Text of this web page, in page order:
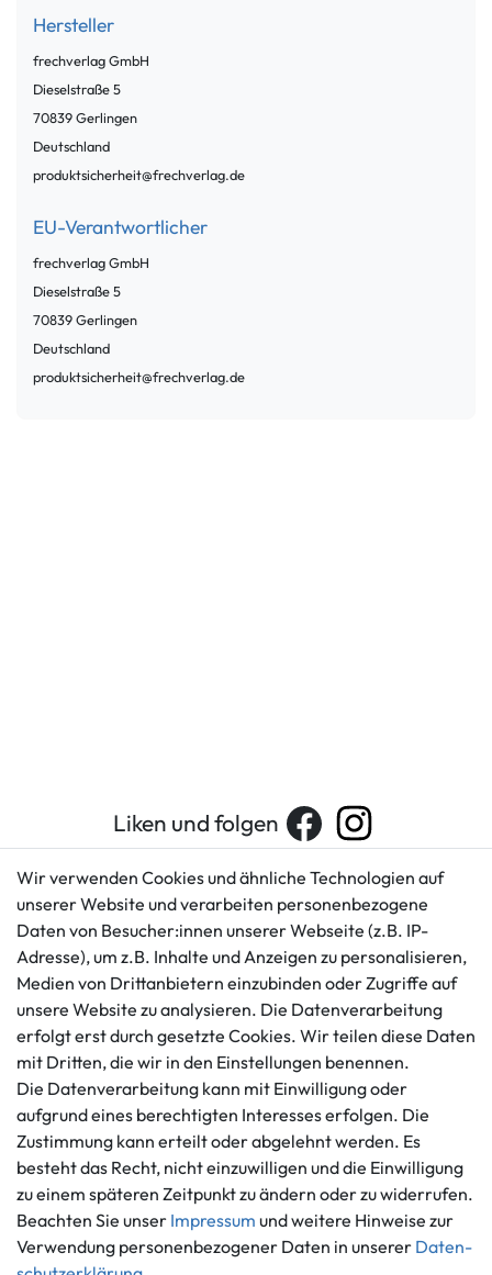
Hersteller
frechverlag GmbH
Dieselstraße5
70839Gerlingen
Deutschland
produktsicherheit@frechverlag.de
EU-Verantwortlicher
frechverlag GmbH
Dieselstraße5
70839Gerlingen
Deutschland
produktsicherheit@frechverlag.de
Liken und folgen
Kundenservice
+49 421 596586
Mo. - Fr. 9 - 16 Uhr
info@gameworld.de
Kontaktformular
Rechtliches
AGB
Impressum
Datenschutzerklärung
Barrierefreiheitserklärung
Widerrufs­recht
Vertrag widerrufen
Informationen
Ankauf
Über uns
Häufig gestellte Fragen
Zahlung und Versand
Zahlungsmöglichkeiten
Wir verwenden Cookies und ähnliche Technologien auf
unserer Website und verarbeiten personenbezogene
Daten von Besucher:innen unserer Webseite (z.B. IP-
Adresse), um z.B. Inhalte und Anzeigen zu personalisieren,
Medien von Drittanbietern einzubinden oder Zugriffe auf
unsere Website zu analysieren. Die Datenverarbeitung
erfolgt erst durch gesetzte Cookies. Wir teilen diese Daten
mit Dritten, die wir in den Einstellungen benennen.
Die Datenverarbeitung kann mit Einwilligung oder
aufgrund eines berechtigten Interesses erfolgen. Die
Zustimmung kann erteilt oder abgelehnt werden. Es
besteht das Recht, nicht einzuwilligen und die Einwilligung
zu einem späteren Zeitpunkt zu ändern oder zu widerrufen.
Beachten Sie unser Impressum und weitere Hinweise zur
Verwendung personenbezogener Daten in unserer Daten­